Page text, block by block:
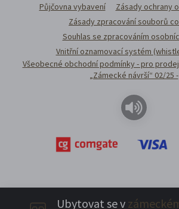
Ubytovat se v
Půjčovna vybavení
Zásady ochrany
Zásady zpracování souborů
Souhlas se zpracováním
Vnitřní oznamovací systém
Všeobecné obchodní podmínky - pro
„Zámecké návrší“ 02/25 -